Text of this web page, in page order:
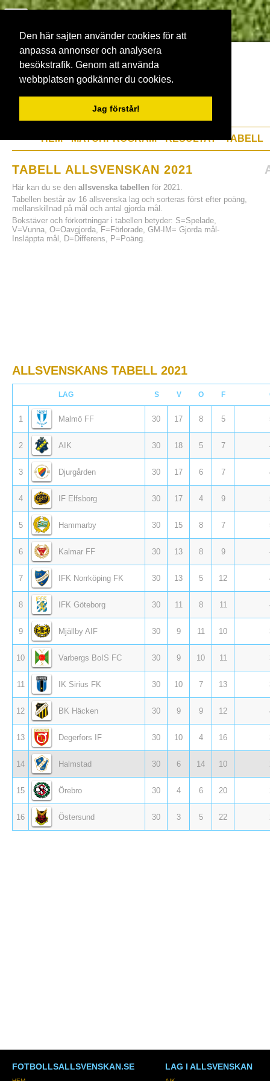
Den här sajten använder cookies för att
anpassa annonser och analysera
besökstrafik. Genom att använda
webbplatsen godkänner du cookies.
Jag förstår!
HEM MATCHPROGRAM RESULTAT TABELL
TABELL ALLSVENSKAN 2021
Här kan du se den allsvenska tabellen för 2021.
Tabellen består av 16 allsvenska lag och sorteras först efter poäng,
mellanskillnad på mål och antal gjorda mål.
Bokstäver och förkortningar i tabellen betyder: S=Spelade,
V=Vunna, O=Oavgjorda, F=Förlorade, GM-IM= Gjorda mål-
Insläppta mål, D=Differens, P=Poäng.
ALLSVENSKANS TABELL 2021
LAG S V O F
1 Malmö FF 30 17 8 5
2 AIK 30 18 5 7
3 Djurgården 30 17 6 7
4 IF Elfsborg 30 17 4 9
5 Hammarby 30 15 8 7
6 Kalmar FF 30 13 8 9
7 IFK Norrköping FK 30 13 5 12
8 IFK Göteborg 30 11 8 11
9 Mjällby AIF 30 9 11 10
10 Varbergs BoIS FC 30 9 10 11
11 IK Sirius FK 30 10 7 13
12 BK Häcken 30 9 9 12
13 Degerfors IF 30 10 4 16
14 Halmstad 30 6 14 10
15 Örebro 30 4 6 20
16 Östersund 30 3 5 22
FOTBOLLSALLSVENSKAN.SE LAG I ALLSVENSKAN